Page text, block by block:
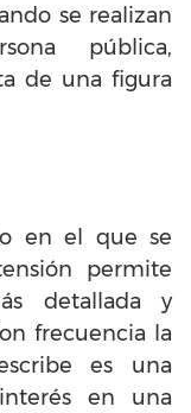
se realizan
pública,
de una figura
en el que se
permite
detallada y
frecuencia la
es una
en una